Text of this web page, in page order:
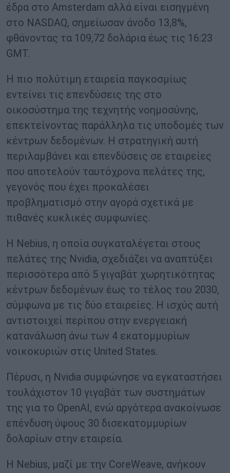
έδρα στο Amsterdam αλλά είναι εισηγμένη
στο NASDAQ, σημείωσαν άνοδο 13,8%,
φθάνοντας τα 109,72 δολάρια έως τις 16:23
GMT.
Η πιο πολύτιμη εταιρεία παγκοσμίως
εντείνει τις επενδύσεις της στο
οικοσύστημα της τεχνητής νοημοσύνης,
επεκτείνοντας παράλληλα τις υποδομές των
κέντρων δεδομένων. Η στρατηγική αυτή
περιλαμβάνει και επενδύσεις σε εταιρείες
που αποτελούν ταυτόχρονα πελάτες της,
γεγονός που έχει προκαλέσει
προβληματισμό στην αγορά σχετικά με
πιθανές κυκλικές συμφωνίες.
Η Nebius, η οποία συγκαταλέγεται στους
πελάτες της Nvidia, σχεδιάζει να αναπτύξει
περισσότερα από 5 γιγαβάτ χωρητικότητας
κέντρων δεδομένων έως το τέλος του 2030,
σύμφωνα με τις δύο εταιρείες. Η ισχύς αυτή
αντιστοιχεί περίπου στην ενεργειακή
κατανάλωση άνω των 4 εκατομμυρίων
νοικοκυριών στις United States.
Πέρυσι, η Nvidia συμφώνησε να εγκαταστήσει
τουλάχιστον 10 γιγαβάτ των συστημάτων
της για το OpenAI, ενώ αργότερα ανακοίνωσε
επένδυση ύψους 30 δισεκατομμυρίων
δολαρίων στην εταιρεία.
Η Nebius, μαζί με την CoreWeave, ανήκουν